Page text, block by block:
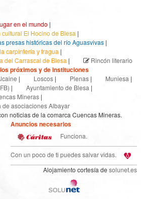
en el mundo |
El Hocino de Blesa |
presas históricas del río Aguasvivas |
carpintería y fragua |
del Carrascal de Blesa | Rincón literario
próximos y de instituciones
| Loscos | Plenas | Muniesa |
| Ayuntamiento de Blesa |
Mineras |
de asociaciones Albayar
noticias de la comarca Cuencas Mineras.
Anuncios necesarios
Funciona.
Con un poco de ti puedes salvar vidas.
Alojamiento cortesía de solunet.es